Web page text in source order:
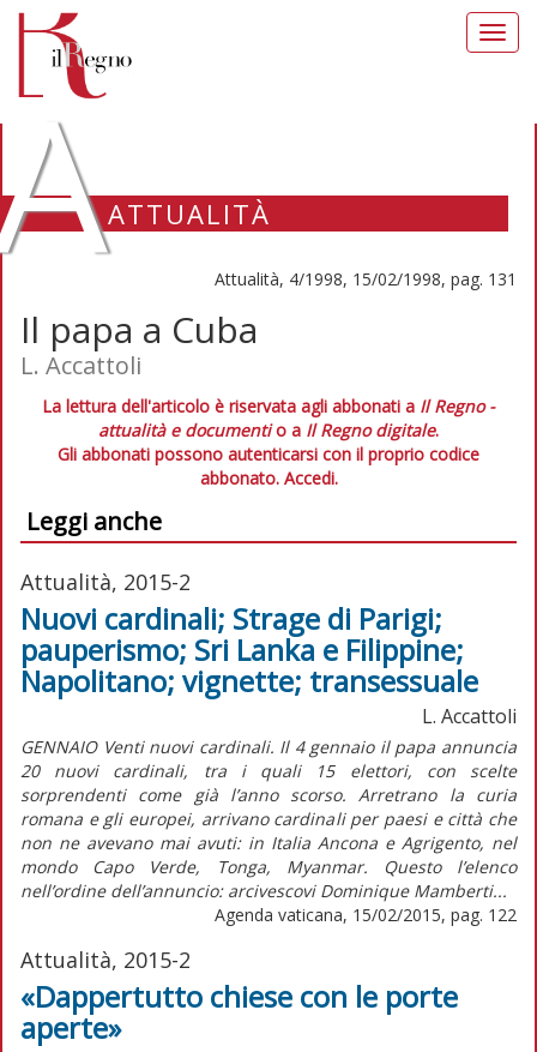
ATTUALITÀ
Attualità, 4/1998, 15/02/1998, pag. 131
Il papa a Cuba
L. Accattoli
La lettura dell'articolo è riservata agli abbonati a Il Regno -
attualità e documentio a Il Regno digitale.
Gli abbonati possono autenticarsi con il proprio codice
abbonato. Accedi.
Leggi anche
Attualità, 2015-2
Nuovi cardinali; Strage di Parigi;
pauperismo; Sri Lanka e Filippine;
Napolitano; vignette; transessuale
L. Accattoli
GENNAIO Venti nuovi cardinali. Il 4 gennaio il papa annuncia
20 nuovi cardinali, tra i quali 15 elettori, con scelte
sorprendenti come già l’anno scorso. Arretrano la curia
romana e gli europei, arrivano cardinali per paesi e città che
non ne avevano mai avuti: in Italia Ancona e Agrigento, nel
mondo Capo Verde, Tonga, Myanmar. Questo l’elenco
nell’ordine dell’annuncio: arcivescovi Dominique Mamberti...
Agenda vaticana, 15/02/2015, pag. 122
Attualità, 2015-2
«Dappertutto chiese con le porte
aperte»